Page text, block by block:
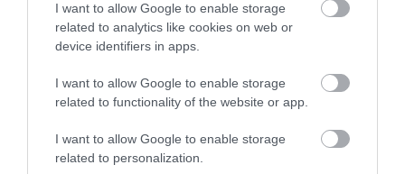
I want to allow Google to enable storage
related to analytics like cookies on web or
device identifiers in apps.
I want to allow Google to enable storage
related to functionality of the website or app.
I want to allow Google to enable storage
related to personalization.